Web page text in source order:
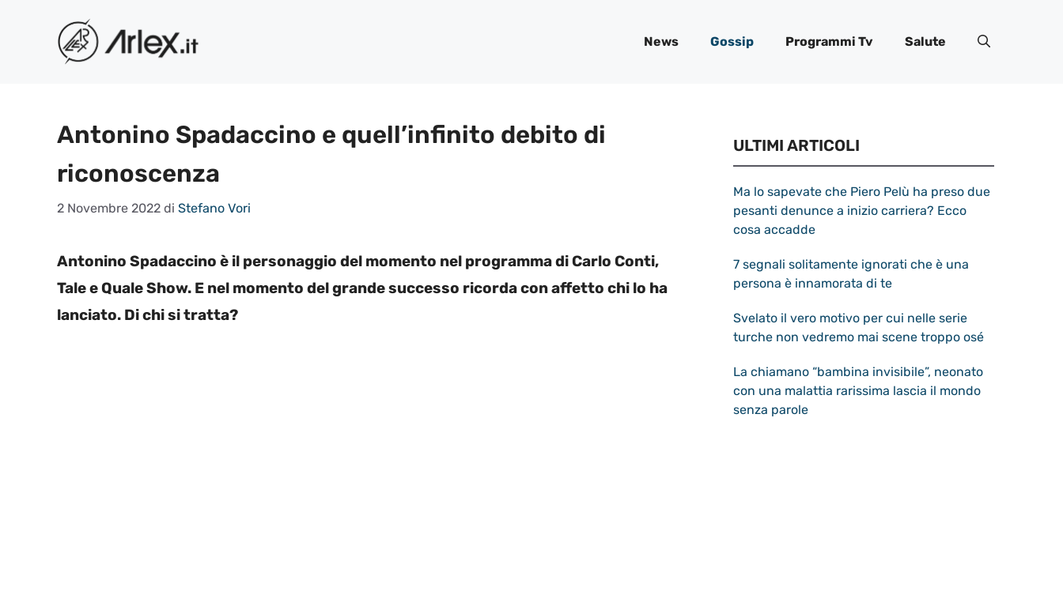
contenuto
News Gossip Programmi Tv Salute
Antonino Spadaccino e quell’infinito debito di
riconoscenza
2 Novembre 2022 di Stefano Vori
Antonino Spadaccino è il personaggio del momento nel programma di Carlo Conti,
Tale e Quale Show. E nel momento del grande successo ricorda con affetto chi lo ha
lanciato. Di chi si tratta?
ULTIMI ARTICOLI
Ma lo sapevate che Piero Pelù ha preso due
pesanti denunce a inizio carriera? Ecco
cosa accadde
7 segnali solitamente ignorati che è una
persona è innamorata di te
Svelato il vero motivo per cui nelle serie
turche non vedremo mai scene troppo osé
La chiamano “bambina invisibile”, neonato
con una malattia rarissima lascia il mondo
senza parole